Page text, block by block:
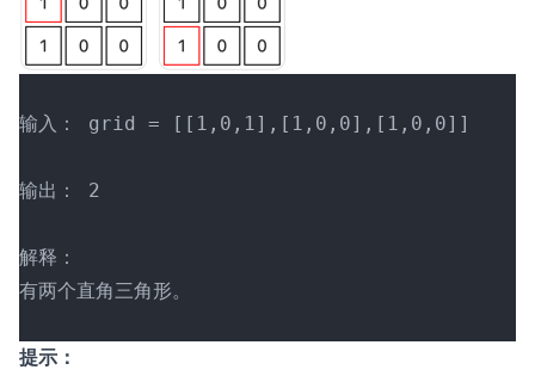
输入： grid = [[1,0,1],[1,0,0],[1,0,0]]
输出： 2
解释：
有两个直角三角形。
提示：